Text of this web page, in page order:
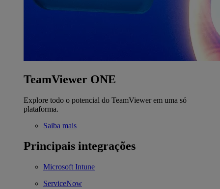
TeamViewer ONE
Explore todo o potencial do TeamViewer em uma só
plataforma.
Saiba mais
Principais integrações
Microsoft Intune
ServiceNow